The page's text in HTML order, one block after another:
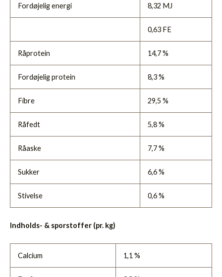
Fordøjelig energi 8,32 MJ
0,63 FE
Råprotein 14,7 %
Fordøjelig protein 8,3 %
Fibre 29,5 %
Råfedt 5,8 %
Råaske 7,7 %
Sukker 6,6 %
Stivelse 0,6 %
Indholds- & sporstoffer (pr. kg)
Calcium 1,1 %